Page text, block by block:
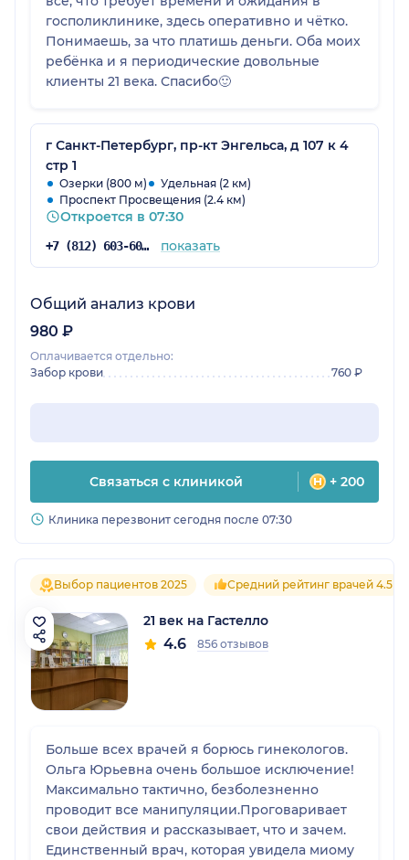
госполиклинике, здесь оперативно и чётко.
Понимаешь, за что платишь деньги. Оба моих
ребёнка и я периодические довольные
клиенты 21 века. Спасибо🙂
г Санкт-Петербург, пр-кт Энгельса, д 107 к 4
стр 1
Озерки (800 м)
Удельная (2 км)
Проспект Просвещения (2.4 км)
Откроется в 07:30
+7 (812) 603-60-42 показать
Общий анализ крови
980 ₽
Оплачивается отдельно:
Забор крови
760 ₽
Связаться с клиникой + 200
Клиника перезвонит сегодня после 07:30
Выбор пациентов 2025 Средний рейтинг врачей 4.5
21 век на Гастелло
4.6 856 отзывов
Больше всех врачей я борюсь гинекологов.
Ольга Юрьевна очень большое исключение!
Максимально тактично, безболезненно
проводит все манипуляции.Проговаривает
свои действия и рассказывает, что и зачем.
Единственный врач, которая увидела миому